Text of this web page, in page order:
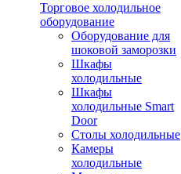
Торговое холодильное
оборудование
Оборудование для
шоковой заморозки
Шкафы
холодильные
Шкафы
холодильные Smart
Door
Столы холодильные
Камеры
холодильные